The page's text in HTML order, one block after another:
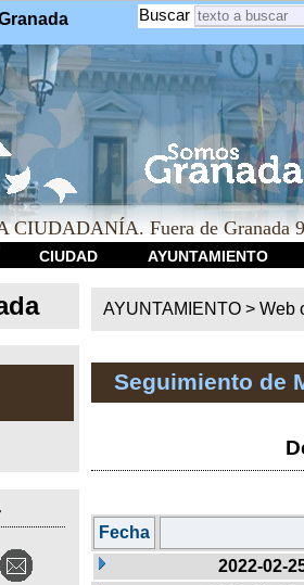
Buscar
CIUDADANÍA. Fuera de Granada
CIUDAD AYUNTAMIENTO
AYUNTAMIENTO > Web
Seguimiento de
Fecha
2022-02-